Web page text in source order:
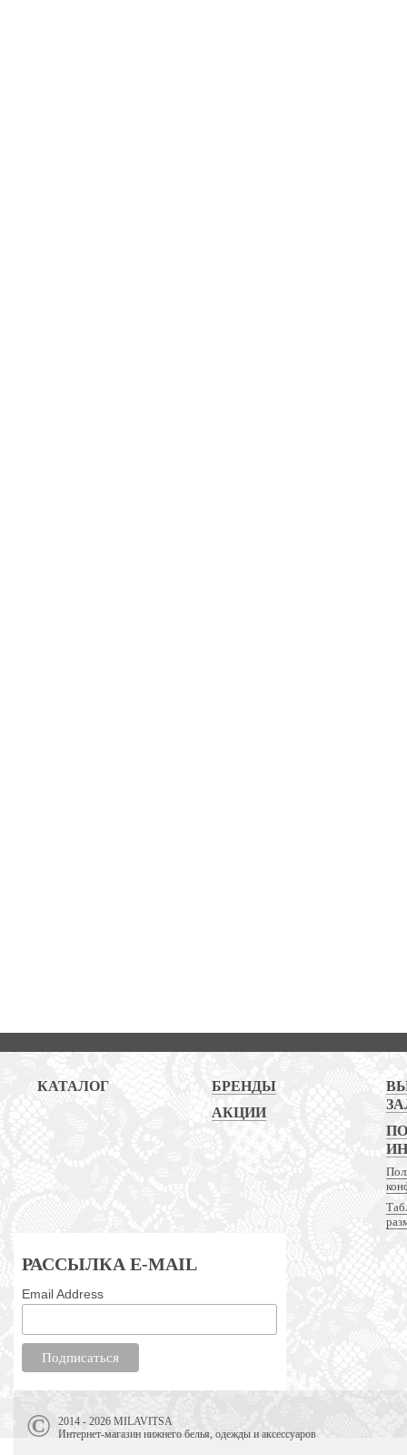
КАТАЛОГ
БРЕНДЫ
АКЦИИ
РАССЫЛКА E-MAIL
Email Address
2014 - 2026 MILAVITSA
Интернет-магазин нижнего белья, одежды и аксессуаров